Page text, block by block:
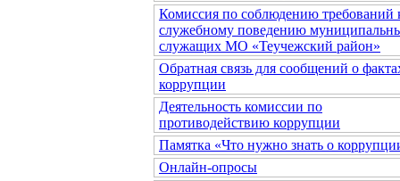
Комиссия по соблюдению требований
служебному поведению
служащих МО «Теучежский район»
Обратная связь для сообщений о
коррупции
Деятельность комиссии по
противодействию коррупции
Памятка «Что нужно знать о
Онлайн-опросы